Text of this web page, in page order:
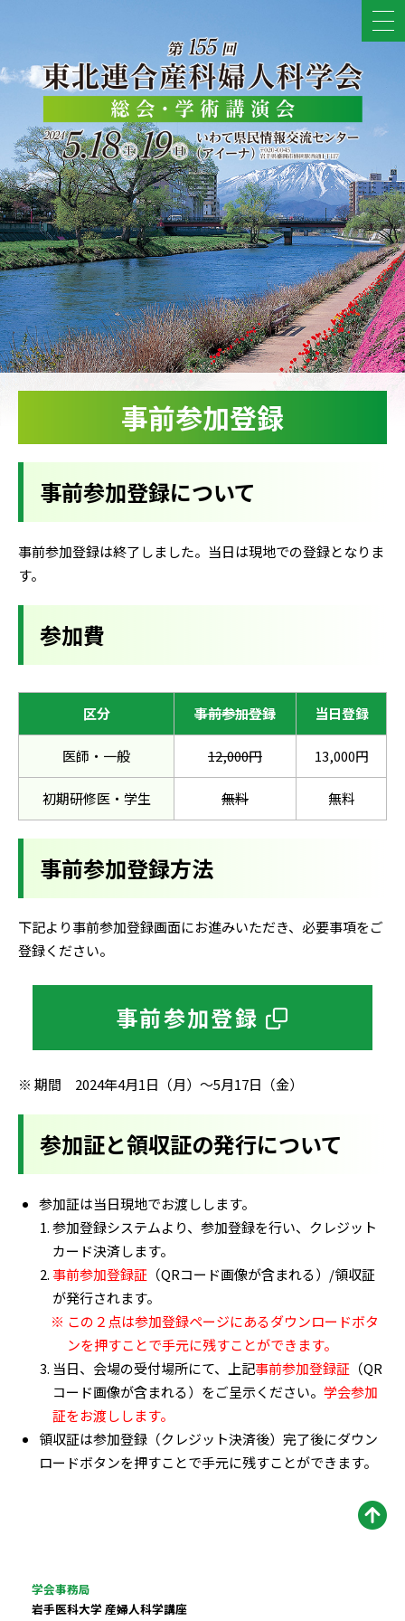
事前参加登録
事前参加登録について
事前参加登録は終了しました。当日は現地での登録となりま
す。
参加費
区分 事前参加登録 当日登録
医師・一般 12,000円 13,000円
初期研修医・学生 無料 無料
事前参加登録方法
下記より事前参加登録画面にお進みいただき、必要事項をご
登録ください。
事前参加登録
※ 期間 2024年4月1日（月）〜5月17日（金）
参加証と領収証の発行について
参加証は当日現地でお渡しします。
参加登録システムより、参加登録を行い、クレジット
カード決済します。
事前参加登録証 （QRコード画像が含まれる）/領収証
が発行されます。
※ この２点は参加登録ページにあるダウンロードボタ
ンを押すことで手元に残すことができます。
当日、会場の受付場所にて、上記事前参加登録証 （QR
コード画像が含まれる）をご呈示ください。 学会参加
証をお渡しします。
領収証は参加登録（クレジット決済後）完了後にダウン
ロードボタンを押すことで手元に残すことができます。
学会事務局
岩手医科大学 産婦人科学講座